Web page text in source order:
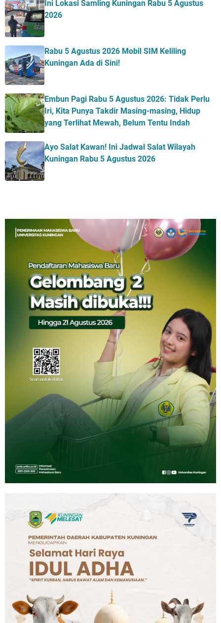
Ini Lokasi Samling Kuningan Rabu 5 Agustus
2026
Rabu 5 Agustus 2026 Mobil SIM Keliling
Kuningan Ada di Sini!
Embun Pagi Rabu 5 Agustus 2026: Tidak Perlu
Iri, Kita Punya Takdir Masing-masing, Hidup
yang Terlihat Mewah, Belum Tentu Indah
Ayo Salat Kawan! Ini Jadwal Salat Wilayah
Kuningan Rabu 5 Agustus 2026